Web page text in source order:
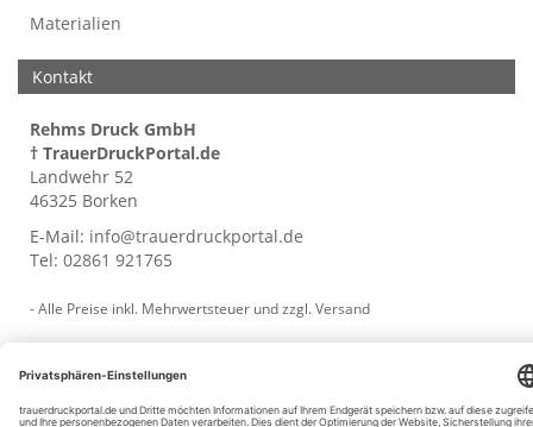
Materialien
Kontakt
Rehms Druck GmbH
† TrauerDruckPortal.de
Landwehr 52
46325 Borken
E-Mail: info@trauerdruckportal.de
Tel: 02861 921765
- Alle Preise inkl. Mehrwertsteuer und zzgl. Versand